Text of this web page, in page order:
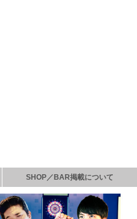
SHOP／BAR掲載について